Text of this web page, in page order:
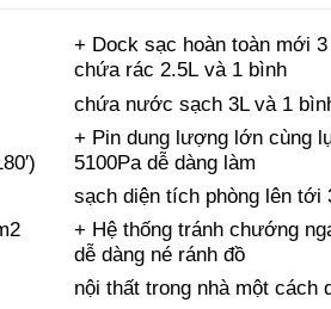
+ Dock sạc hoàn toàn mới
chứa rác 2.5L và 1 bình
chứa nước sạch 3L và 1
+ Pin dung lượng lớn cùng
5100Padễdàng làm
sạch diện tích phòng lên tới
+ Hệ thống tránh chướng
dễ dàng né ránhđồ
nội thất trong nhà một cách